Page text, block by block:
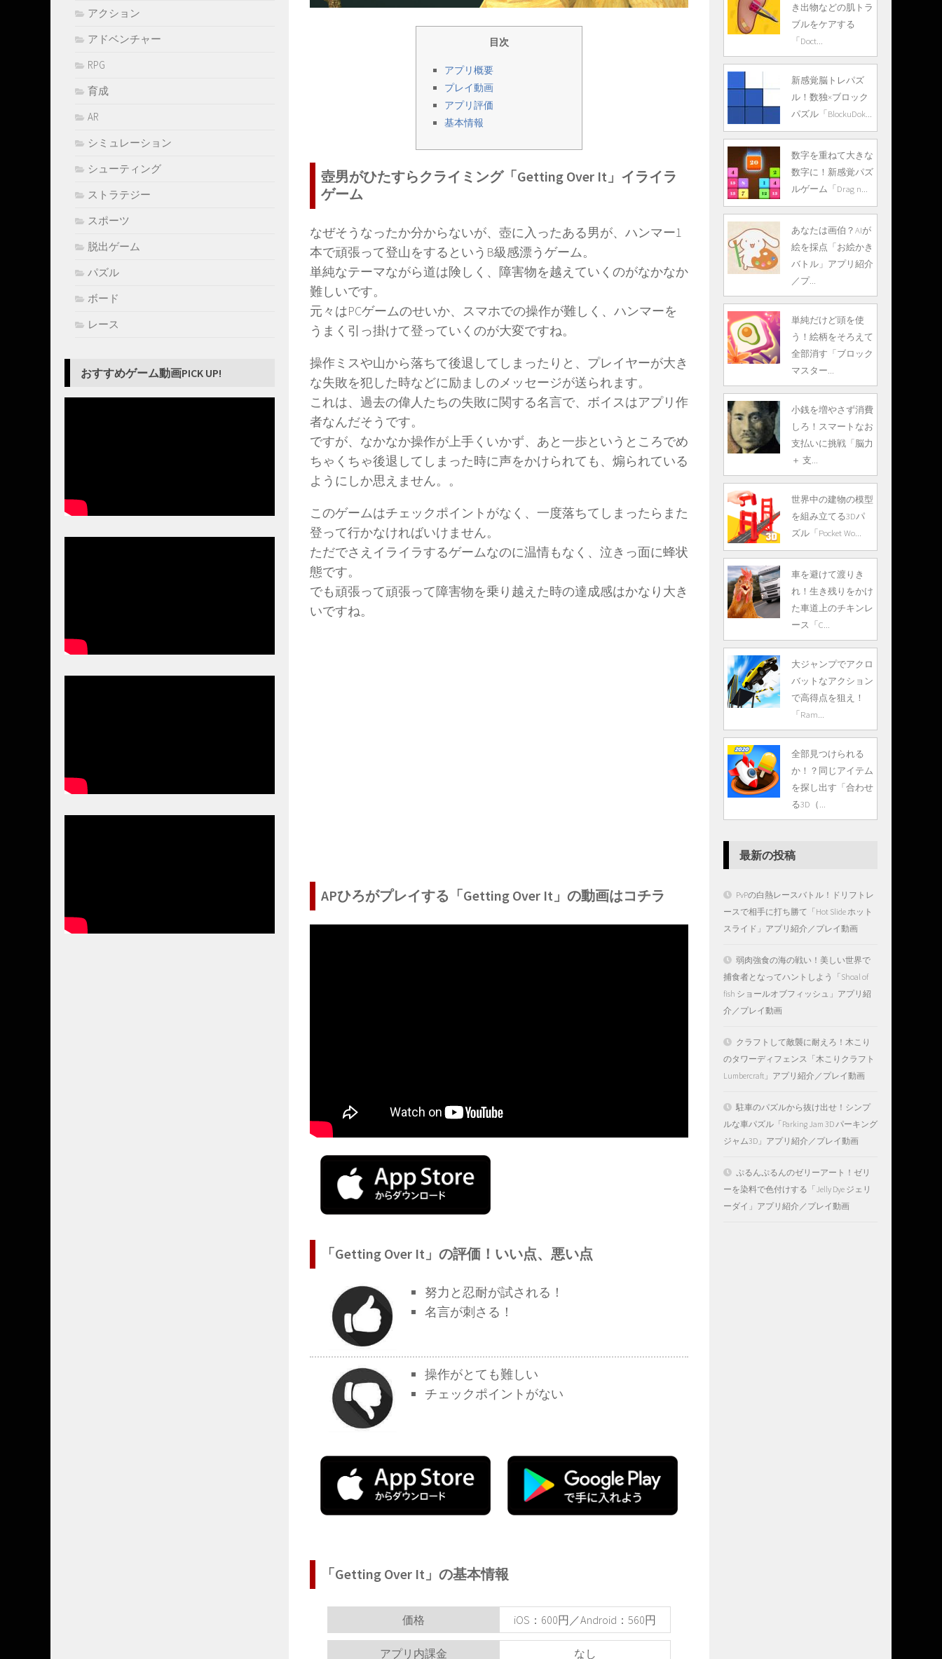
目次
アプリ概要
プレイ動画
アプリ評価
基本情報
壺男がひたすらクライミング「Getting Over It」イライラ
ゲーム
なぜそうなったか分からないが、壺に入ったある男が、ハンマー1
本で頑張って登山をするというB級感漂うゲーム。
単純なテーマながら道は険しく、障害物を越えていくのがなかなか
難しいです。
元々はPCゲームのせいか、スマホでの操作が難しく、ハンマーを
うまく引っ掛けて登っていくのが大変ですね。
操作ミスや山から落ちて後退してしまったりと、プレイヤーが大き
な失敗を犯した時などに励ましのメッセージが送られます。
これは、過去の偉人たちの失敗に関する名言で、ボイスはアプリ作
者なんだそうです。
ですが、なかなか操作が上手くいかず、あと一歩というところでめ
ちゃくちゃ後退してしまった時に声をかけられても、煽られている
ようにしか思えません。。
このゲームはチェックポイントがなく、一度落ちてしまったらまた
登って行かなければいけません。
ただでさえイライラするゲームなのに温情もなく、泣きっ面に蜂状
態です。
でも頑張って頑張って障害物を乗り越えた時の達成感はかなり大き
いですね。
APひろがプレイする「Getting Over It」の動画はコチラ
「Getting Over It」の評価！いい点、悪い点
努力と忍耐が試される！
名言が刺さる！
操作がとても難しい
チェックポイントがない
「Getting Over It」の基本情報
価格 iOS：600円／Android：560円
アプリ内課金 なし
アクション
アドベンチャー
RPG
育成
AR
シミュレーション
シューティング
ストラテジー
スポーツ
脱出ゲーム
パズル
ボード
レース
おすすめゲーム動画PICK UP!
き出物などの肌トラ
ブルをケアする
「Doct...
新感覚脳トレパズ
ル！数独×ブロック
パズル「BlockuDok...
数字を重ねて大きな
数字に！新感覚パズ
ルゲーム「Drag n...
あなたは画伯？AIが
絵を採点「お絵かき
バトル」アプリ紹介
／プ...
単純だけど頭を使
う！絵柄をそろえて
全部消す「ブロック
マスター...
小銭を増やさず消費
しろ！スマートなお
支払いに挑戦「脳力
＋ 支...
世界中の建物の模型
を組み立てる3Dパ
ズル「Pocket Wo...
車を避けて渡りき
れ！生き残りをかけ
た車道上のチキンレ
ース「C...
大ジャンプでアクロ
バットなアクション
で高得点を狙え！
「Ram...
全部見つけられる
か！？同じアイテム
を探し出す「合わせ
る3D（...
最新の投稿
PvPの白熱レースバトル！ドリフトレ
ースで相手に打ち勝て「Hot Slide ホット
スライド」アプリ紹介／プレイ動画
弱肉強食の海の戦い！美しい世界で
捕食者となってハントしよう「Shoal of
fish ショールオブフィッシュ」アプリ紹
介／プレイ動画
クラフトして敵襲に耐えろ！木こり
のタワーディフェンス「木こりクラフト
Lumbercraft」アプリ紹介／プレイ動画
駐車のパズルから抜け出せ！シンプ
ルな車パズル「Parking Jam 3D パーキング
ジャム3D」アプリ紹介／プレイ動画
ぷるんぷるんのゼリーアート！ゼリ
ーを染料で色付けする「Jelly Dye ジェリ
ーダイ」アプリ紹介／プレイ動画